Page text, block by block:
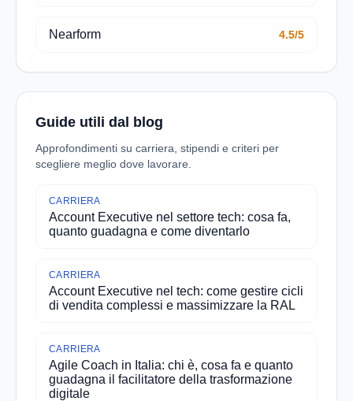
Nearform 4.5/5
Guide utili dal blog
Approfondimenti su carriera, stipendi e criteri per
scegliere meglio dove lavorare.
CARRIERA
Account Executive nel settore tech: cosa fa,
quanto guadagna e come diventarlo
CARRIERA
Account Executive nel tech: come gestire cicli
di vendita complessi e massimizzare la RAL
CARRIERA
Agile Coach in Italia: chi è, cosa fa e quanto
guadagna il facilitatore della trasformazione
digitale